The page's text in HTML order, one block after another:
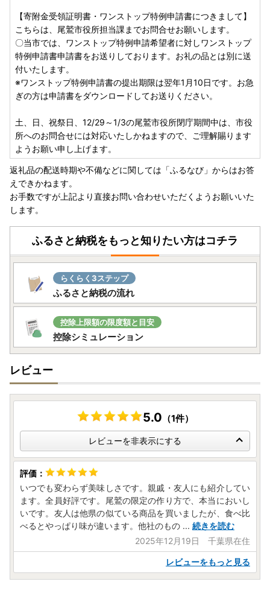
【寄附金受領証明書・ワンストップ特例申請書につきまして】
こちらは、尾鷲市役所担当課までお問合せお願いします。
〇当市では、ワンストップ特例申請希望者に対しワンストップ
特例申請書申請書をお送りしております。お礼の品とは別に送
付いたします。
※ワンストップ特例申請書の提出期限は翌年1月10日です。お急
ぎの方は申請書をダウンロードしてお送りください。
土、日、祝祭日、12/29～1/3の尾鷲市役所閉庁期間中は、市役
所へのお問合せには対応いたしかねますので、ご理解賜ります
ようお願い申し上げます。
返礼品の配送時期や不備などに関しては「ふるなび」からはお答
えできかねます。
お手数ですが上記より直接お問い合わせいただくようお願いいた
します。
ふるさと納税をもっと知りたい方はコチラ
らくらく3ステップ
ふるさと納税の流れ
控除上限額の限度額と目安
控除シミュレーション
レビュー
5.0 （1件）
レビューを非表示にする
いつでも変わらず美味しさです。親戚・友人にも紹介してい
ます。全員好評です。尾鷲の限定の作り方で、本当においし
いです。友人は他県の似ている商品を買いましたが、食べ比
べるとやっぱり味が違います。他社のもの ... 続きを読む
2025年12月19日 千葉県在住
レビューをもっと見る